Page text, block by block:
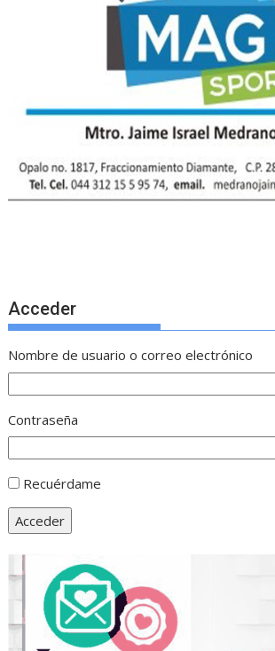
Acceder
Nombre de usuario o correo electrónico
Contraseña
Recuérdame
Acceder